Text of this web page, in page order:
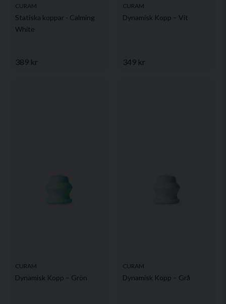
CURAM
Statiska koppar - Calming
White
389 kr
CURAM
Dynamisk Kopp – Vit
349 kr
CURAM
Dynamisk Kopp – Grön
CURAM
Dynamisk Kopp – Grå